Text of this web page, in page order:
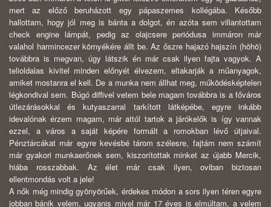
mert az előző beruházott egy pápaszemes kollégába. Később
hallottam, hogy jól meg is bánta a dolgot, én azóta sem villantottam
check engine lámpát, pedig az olajcsere periódusa immáron már
valahol harmincezer környékére állt be. Az őszre hajazó hajszín (höhö)
továbbra is megvan, úgy látszik én már csak ilyen fajta vagyok. A
telioldalas kivitel minden előnyét élvezem, eltakarják a műanyagok,
amiket mostanra el kell. De a munka nem állhat meg, működésképtelen
légkondival sem. Búgó diffivel vetem bele magam továbbra is a főváros
útlezárásokkal és kutyaszarral tarkított látképébe, egyre inkább
idevalónak érzem magam, már attól tartok a járókelők is így vannak
ezzel, a város a saját képére formált a romokban lévő útjaival.
Pénztárcákat már egyre kevésbé tárom szélesre, fajtám nem számít
már gyakori munkaerőnek sem, kiszorítottak minket az újabb Mercik,
hiába rosszabbak. Az élet már csak ilyen, oviban biztosan
ellentmondás volt a jele!
A nők még mindig gyönyörűek, érdekes módon a sors ilyen téren egyre
jobban bánik velem, ugyanis mivel már 17 éves is elmúltam, a velem